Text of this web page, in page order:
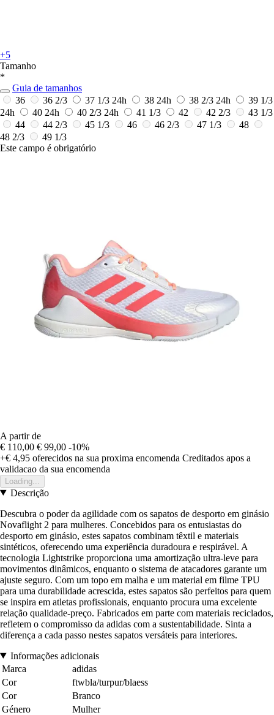
+5
Tamanho
*
Guia de tamanhos
36
36 2/3 37 1/3 24h 38 24h 38 2/3 24h
39 1/3
24h
40 24h 40 2/3 24h 41 1/3 42 42 2/3
43 1/3
44
44 2/3 45 1/3 46 46 2/3 47 1/3
48
48 2/3
49 1/3
Este campo é obrigatório
A partir de
€ 110,00 € 99,00 -10%
+€ 4,95 oferecidos na sua proxima encomenda Creditados apos a
validacao da sua encomenda
Loading...
Descrição
Descubra o poder da agilidade com os sapatos de desporto em ginásio
Novaflight 2 para mulheres. Concebidos para os entusiastas do
desporto em ginásio, estes sapatos combinam têxtil e materiais
sintéticos, oferecendo uma experiência duradoura e respirável. A
tecnologia Lightstrike proporciona uma amortização ultra-leve para
movimentos dinâmicos, enquanto o sistema de atacadores garante um
ajuste seguro. Com um topo em malha e um material em filme TPU
para uma durabilidade acrescida, estes sapatos são perfeitos para quem
se inspira em atletas profissionais, enquanto procura uma excelente
relação qualidade-preço. Fabricados em parte com materiais reciclados,
refletem o compromisso da adidas com a sustentabilidade. Sinta a
diferença a cada passo nestes sapatos versáteis para interiores.
Informações adicionais
Marca
adidas
Cor
ftwbla/turpur/blaess
Cor
Branco
Género
Mulher